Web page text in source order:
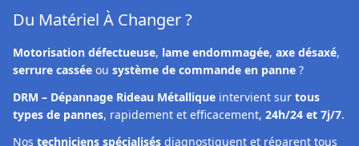
Du Matériel À Changer ?
Motorisation défectueuse, lame endommagée, axe désaxé,
serrure cassée ou système de commande en panne ?
DRM – Dépannage Rideau Métallique intervient sur tous
types de pannes, rapidement et efficacement, 24h/24 et 7j/7.
Nos techniciens spécialisés diagnostiquent et réparent tous